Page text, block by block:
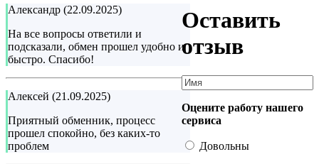
Александр (22.09.2025)
На все вопросы ответили и
подсказали, обмен прошел удобно и
быстро. Спасибо!
Алексей (21.09.2025)
Приятный обменник, процесс
прошел спокойно, без каких-то
проблем
Оставить
отзыв
Оцените работу нашего
сервиса
Довольны